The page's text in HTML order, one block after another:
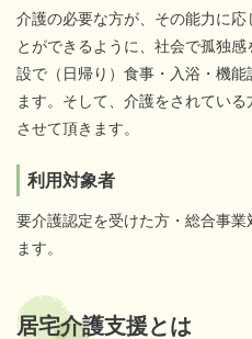
介護の必要な方が、その能力に応
とができるように、社会で孤独
設で（日帰り）食事・入浴・機
ます。そして、介護をされてい
させて頂きます。
利用対象者
要介護認定を受けた方・総合事
ます。
居宅介護支援とは